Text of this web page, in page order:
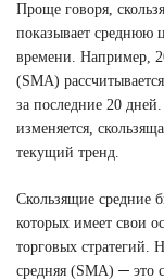
Проще говоря,
показывает среднюю
времени. Например,
(SMA)
за последние 20
изменяется,
текущий тренд.
Скользящие средние
которых имеет свои
торговых стратегий.
средняя (SMA) ─ это